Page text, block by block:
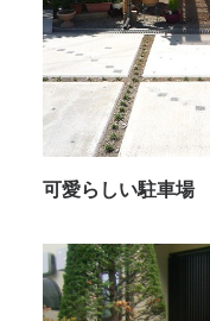
可愛らしい駐車場